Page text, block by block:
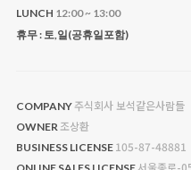
LUNCH 12:00 ~ 13:00
휴무 : 토,일(공휴일포함)
COMPANY 주식회사 보석같은사람들
OWNER 조상환
BUSINESS LICENSE 105-87-48881